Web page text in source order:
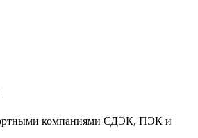
компаниями СДЭК, ПЭК и